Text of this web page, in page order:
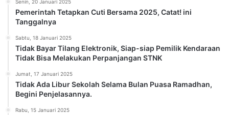
Senin, 20 Januari 2025
Pemerintah Tetapkan Cuti Bersama 2025, Catat! ini
Tanggalnya
Sabtu, 18 Januari 2025
Tidak Bayar Tilang Elektronik, Siap-siap Pemilik Kendaraan
Tidak Bisa Melakukan Perpanjangan STNK
Jumat, 17 Januari 2025
Tidak Ada Libur Sekolah Selama Bulan Puasa Ramadhan,
Begini Penjelasannya.
Rabu, 15 Januari 2025